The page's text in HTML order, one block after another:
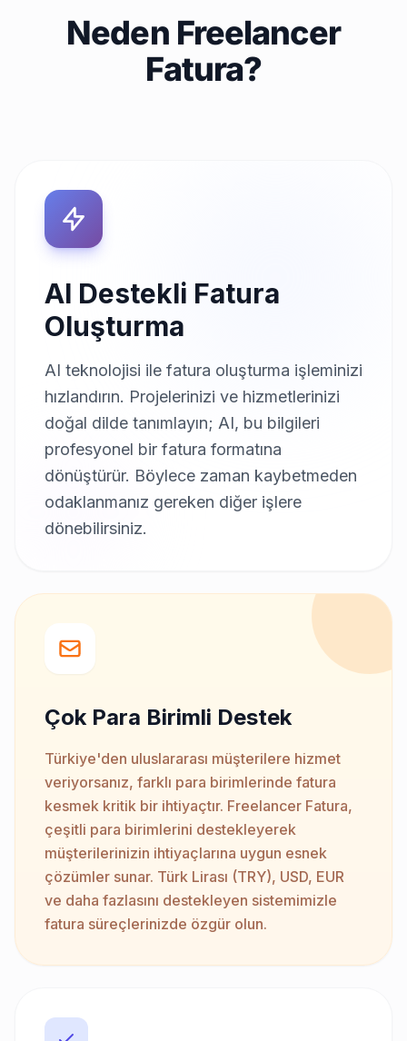
Neden Freelancer
Fatura?
AI Destekli Fatura
Oluşturma
AI teknolojisi ile fatura oluşturma işleminizi
hızlandırın. Projelerinizi ve hizmetlerinizi
doğal dilde tanımlayın; AI, bu bilgileri
profesyonel bir fatura formatına
dönüştürür. Böylece zaman kaybetmeden
odaklanmanız gereken diğer işlere
dönebilirsiniz.
Çok Para Birimli Destek
Türkiye'den uluslararası müşterilere hizmet
veriyorsanız, farklı para birimlerinde fatura
kesmek kritik bir ihtiyaçtır. Freelancer Fatura,
çeşitli para birimlerini destekleyerek
müşterilerinizin ihtiyaçlarına uygun esnek
çözümler sunar. Türk Lirası (TRY), USD, EUR
ve daha fazlasını destekleyen sistemimizle
fatura süreçlerinizde özgür olun.